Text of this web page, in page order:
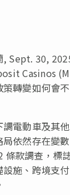
Sept. 30,
Casinos
轉變如何會
電動車及其
依然存在變
條款調查，標
施、跨境支